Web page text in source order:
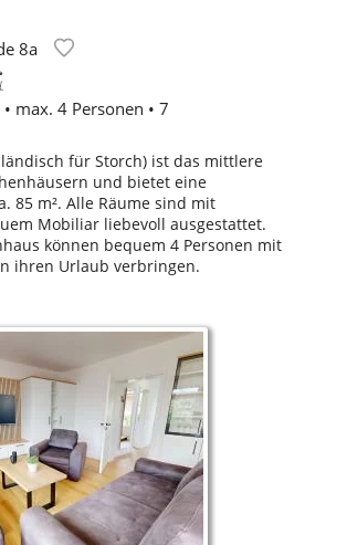
8a
max. 4 Personen • 7
für Storch) ist das mittlere
und bietet eine
85 m². Alle Räume sind mit
Mobiliar liebevoll ausgestattet.
können bequem 4 Personen mit
ihren Urlaub verbringen.